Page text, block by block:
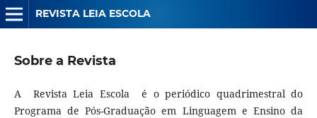
REVISTA LEIA ESCOLA
Sobre a Revista
A Revista Leia Escola é o periódico quadrimestral do
Programa de Pós-Graduação em Linguagem e Ensino da